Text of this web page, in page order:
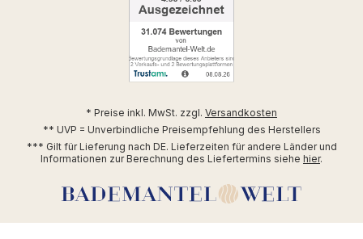
* Preise inkl. MwSt. zzgl. Versandkosten
** UVP = Unverbindliche Preisempfehlung des Herstellers
*** Gilt für Lieferung nach DE. Lieferzeiten für andere Länder und
Informationen zur Berechnung des Liefertermins siehe hier.